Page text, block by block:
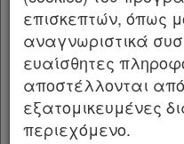
εγκεκριμένου
Λυκόβρυσης
αναγνωρισθέντων
του
«Απόκτηση
Χώρων στις Πόλεις
επισκεπτών, όπως
αναγνωριστικά
ευαίσθητες
αποστέλλονται
εξατομικευμένες
περιεχόμενο.